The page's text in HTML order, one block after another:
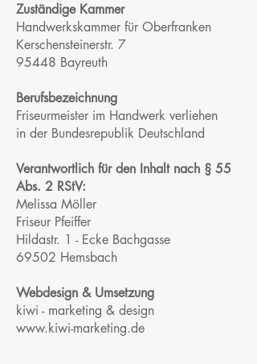
Zuständige Kammer
Handwerkskammer für Oberfranken
Kerschensteinerstr. 7
95448 Bayreuth
Berufsbezeichnung
Friseurmeister im Handwerk verliehen
in der Bundesrepublik Deutschland
Verantwortlich für den Inhalt nach § 55
Abs. 2 RStV:
Melissa Möller
Friseur Pfeiffer
Hildastr. 1 - Ecke Bachgasse
69502 Hemsbach
Webdesign & Umsetzung
kiwi - marketing & design
www.kiwi-marketing.de